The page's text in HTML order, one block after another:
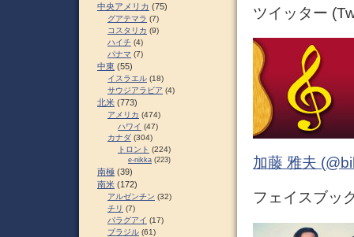
ツイッター
加藤 雅夫
フェイスブッ
中央アメリカ (75)
グアテマラ (7)
コスタリカ (9)
ハイチ (4)
パナマ (7)
中東 (55)
イスラエル (18)
サウジアラビア (4)
北米 (773)
アメリカ (474)
ハワイ (47)
カナダ (304)
トロント (224)
e-nikka (223)
南極 (39)
南米 (172)
アルゼンチン (32)
チリ (7)
パラグアイ (17)
ブラジル (61)